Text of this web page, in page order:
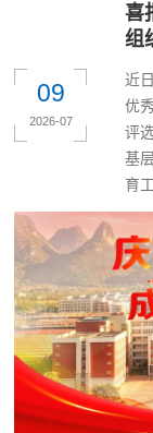
09
2026-07
喜
组
近
优
评
基
育